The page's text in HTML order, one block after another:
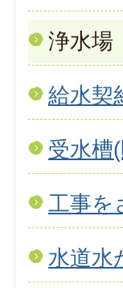
浄水場
給水契
受水槽
工事を
水道水